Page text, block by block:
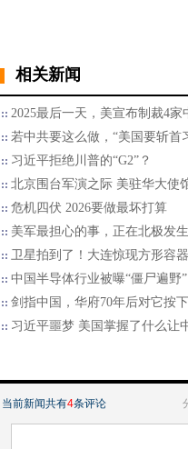
相关新闻
2025最后一天，美宣布制裁4家
若中共要这么做，“美国要斩首
习近平拒绝川普的“G2”？
北京围台军演之际 美驻华大使
危机四伏 2026要做最坏打算
美军最担心的事，正在北极发生
卫星拍到了！大连惊现方形容
中国半导体行业被曝“僵尸遍野”
剑指中国，华府70年后对它按
习近平噩梦 美国掌握了什么让
当前新闻共有4条评论